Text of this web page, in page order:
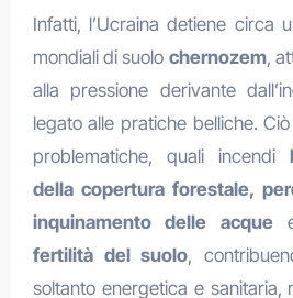
Infatti, l’Ucraina detiene circa
mondiali di suolo chernozem,
alla pressione derivante
legato alle pratiche belliche.
problematiche, quali incendi
della copertura forestale,
inquinamento delle acquee
fertilità del suolo,
soltanto energetica e sanitaria,